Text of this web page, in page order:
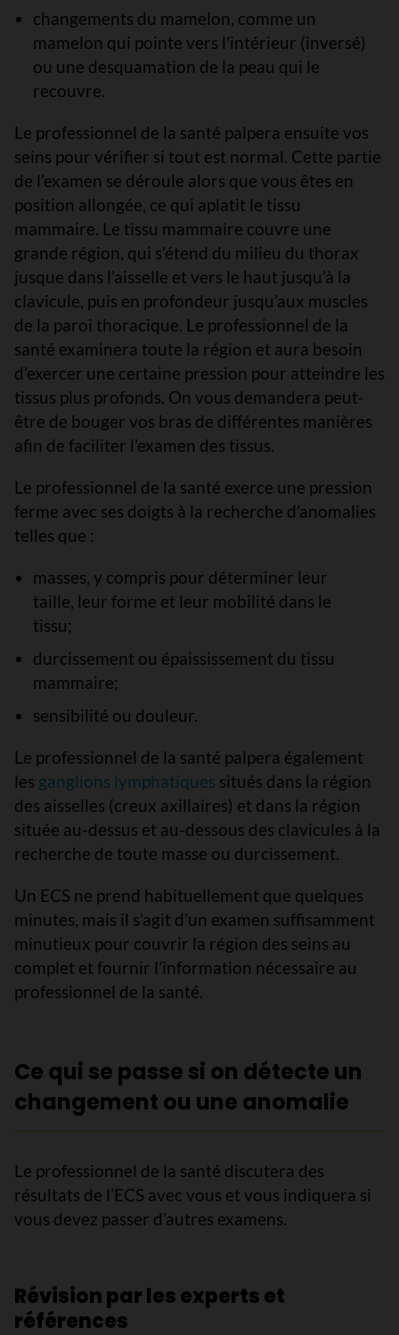
changements du mamelon, comme un
mamelon qui pointe vers l'intérieur (inversé)
ou une desquamation de la peau qui le
recouvre.
Le professionnel de la santé palpera ensuite vos
seins pour vérifier si tout est normal. Cette partie
de l’examen se déroule alors que vous êtes en
position allongée, ce qui aplatit le tissu
mammaire. Le tissu mammaire couvre une
grande région, qui s’étend du milieu du thorax
jusque dans l’aisselle et vers le haut jusqu’à la
clavicule, puis en profondeur jusqu’aux muscles
de la paroi thoracique. Le professionnel de la
santé examinera toute la région et aura besoin
d’exercer une certaine pression pour atteindre les
tissus plus profonds. On vous demandera peut-
être de bouger vos bras de différentes manières
afin de faciliter l’examen des tissus.
Le professionnel de la santé exerce une pression
ferme avec ses doigts à la recherche d’anomalies
telles que :
masses, y compris pour déterminer leur
taille, leur forme et leur mobilité dans le
tissu;
durcissement ou épaississement du tissu
mammaire;
sensibilité ou douleur.
Le professionnel de la santé palpera également
les ganglions lymphatiques situés dans la région
des aisselles (creux axillaires) et dans la région
située au-dessus et au-dessous des clavicules à la
recherche de toute masse ou durcissement.
Un ECS ne prend habituellement que quelques
minutes, mais il s’agit d’un examen suffisamment
minutieux pour couvrir la région des seins au
complet et fournir l’information nécessaire au
professionnel de la santé.
Ce qui se passe si on détecte un
changement ou une anomalie
Le professionnel de la santé discutera des
résultats de l’ECS avec vous et vous indiquera si
vous devez passer d’autres examens.
Révision par les experts et
références